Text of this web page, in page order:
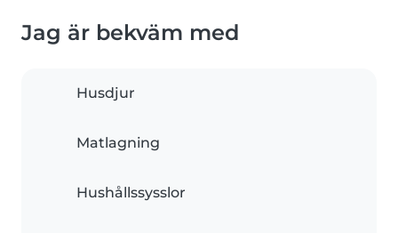
Jag är bekväm med
Husdjur
Matlagning
Hushållssysslor